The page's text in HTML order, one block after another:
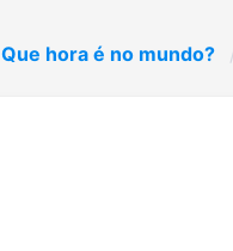
Que hora é no mundo?